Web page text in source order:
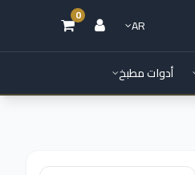
AR
0
أدوات مطبخ